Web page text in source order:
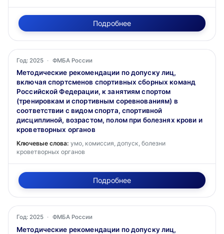
Подробнее
Год: 2025 · ФМБА России
Методические рекомендации по допуску лиц,
включая спортсменов спортивных сборных команд
Российской Федерации, к занятиям спортом
(тренировкам и спортивным соревнованиям) в
соответствии с видом спорта, спортивной
дисциплиной, возрастом, полом при болезнях крови и
кроветворных органов
Ключевые слова: умо, комиссия, допуск, болезни
кроветворных органов
Подробнее
Год: 2025 · ФМБА России
Методические рекомендации по допуску лиц,